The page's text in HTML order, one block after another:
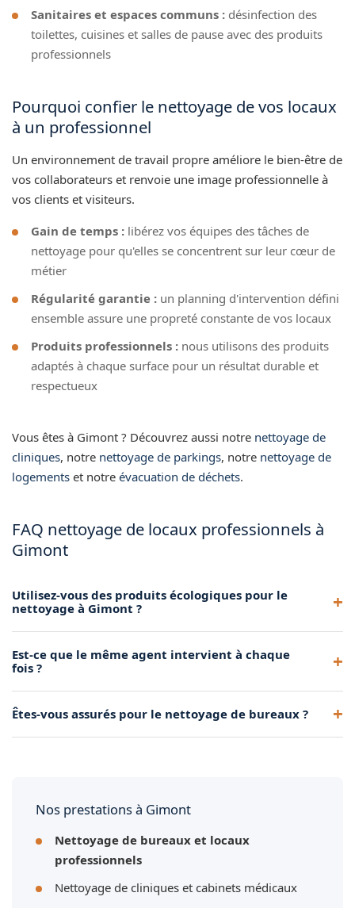
Sanitaires et espaces communs : désinfection des
toilettes, cuisines et salles de pause avec des produits
professionnels
Pourquoi confier le nettoyage de vos locaux
à un professionnel
Un environnement de travail propre améliore le bien-être de
vos collaborateurs et renvoie une image professionnelle à
vos clients et visiteurs.
Gain de temps : libérez vos équipes des tâches de
nettoyage pour qu'elles se concentrent sur leur cœur de
métier
Régularité garantie : un planning d'intervention défini
ensemble assure une propreté constante de vos locaux
Produits professionnels : nous utilisons des produits
adaptés à chaque surface pour un résultat durable et
respectueux
Vous êtes à Gimont ? Découvrez aussi notre nettoyage de
cliniques, notre nettoyage de parkings, notre nettoyage de
logements et notre évacuation de déchets.
FAQ nettoyage de locaux professionnels à
Gimont
Utilisez-vous des produits écologiques pour le
nettoyage à Gimont ?
l'environnement tout en garantissant une efficacité de
Est-ce que le même agent intervient à chaque
fois ?
agent à vos locaux à Gimont pour une meilleure
connaissance des lieux et de vos attentes.
Êtes-vous assurés pour le nettoyage de bureaux ?
Nos prestations à Gimont
Nettoyage de bureaux et locaux
professionnels
Nettoyage de cliniques et cabinets médicaux